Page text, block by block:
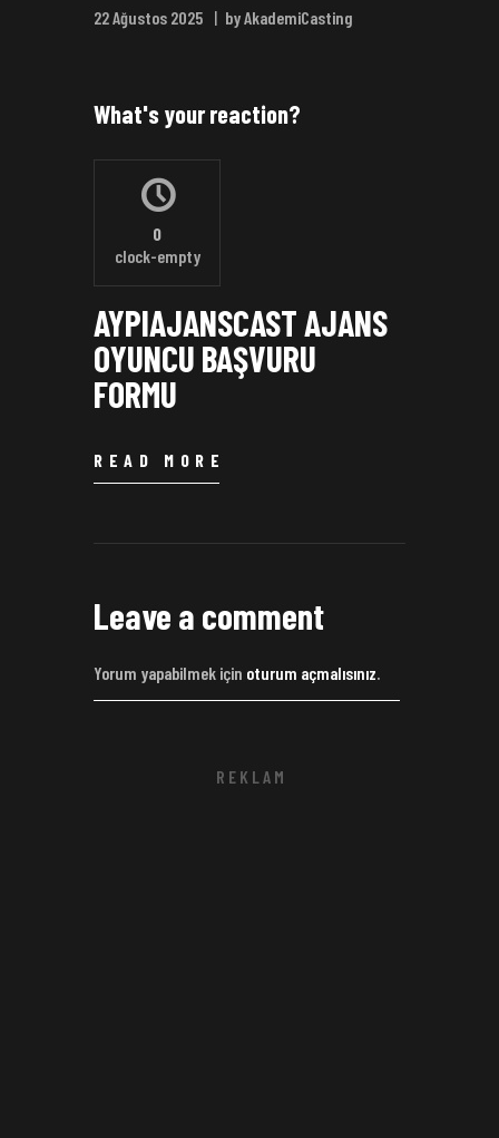
22 Ağustos 2025 by AkademiCasting
What's your reaction?
0
clock-empty
AYPIAJANSCAST AJANS
OYUNCU BAŞVURU
FORMU
READ MORE
Leave a comment
Yorum yapabilmek için oturum açmalısınız.
R E K L A M